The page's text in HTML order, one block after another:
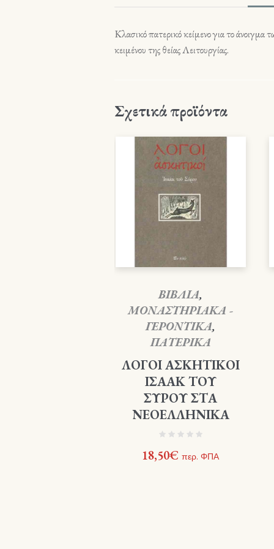
Kλασικό πατερικό κείμενο για το άνοιγμα
κειμένου της θείας Λειτουργίας.
Σχετικά προϊόντα
ΒΙΒΛΙΑ,
ΜΟΝΑΣΤΗΡΙΑΚΑ -
ΓΕΡΟΝΤΙΚΑ,
ΠΑΤΕΡΙΚΑ
ΛΟΓΟΙ ΑΣΚΗΤΙΚΟΙ
ΙΣΑΑΚ ΤΟΥ
ΣΥΡΟΥ ΣΤΑ
ΝΕΟΕΛΛΗΝΙΚΑ
18,50€ περ. ΦΠΑ